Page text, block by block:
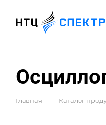
Главная — Каталог